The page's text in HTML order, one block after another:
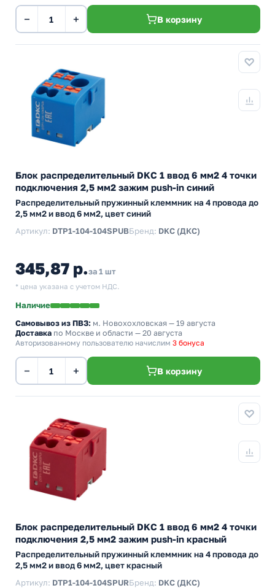
− + В корзину
Блок распределительный DKC 1 ввод 6 мм2 4 точки
подключения 2,5 мм2 зажим push-in синий
Распределительный пружинный клеммник на 4 провода до
2,5 мм2 и ввод 6 мм2, цвет синий
Артикул: DTP1-104-104SPUBБренд: DKC (ДКС)
345,87 р.за 1 шт
* цена указана с учетом НДС.
Наличие
Самовывоз из ПВЗ: м. Новохохловская — 19 августа
Доставка по Москве и области — 20 августа
Авторизованному пользователю начислим 3 бонуса
− + В корзину
Блок распределительный DKC 1 ввод 6 мм2 4 точки
подключения 2,5 мм2 зажим push-in красный
Распределительный пружинный клеммник на 4 провода до
2,5 мм2 и ввод 6 мм2, цвет красный
Артикул: DTP1-104-104SPURБренд: DKC (ДКС)